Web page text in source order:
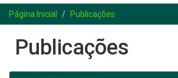
Página Inicial Publicações
Publicações